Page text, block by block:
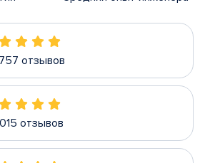
отзывов
отзывов